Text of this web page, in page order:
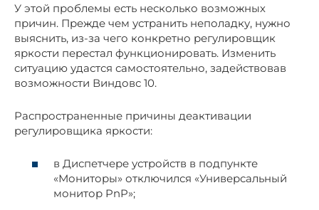
У этой проблемы есть несколько возможных
причин. Прежде чем устранить неполадку, нужно
выяснить, из-за чего конкретно регулировщик
яркости перестал функционировать. Изменить
ситуацию удастся самостоятельно, задействовав
возможности Виндовс 10.
Распространенные причины деактивации
регулировщика яркости:
в Диспетчере устройств в подпункте
«Мониторы» отключился «Универсальный
монитор PnP»;